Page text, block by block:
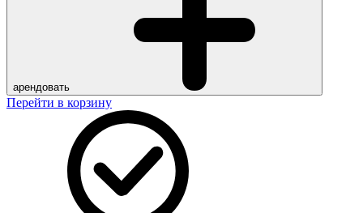
арендовать
Перейти в корзину